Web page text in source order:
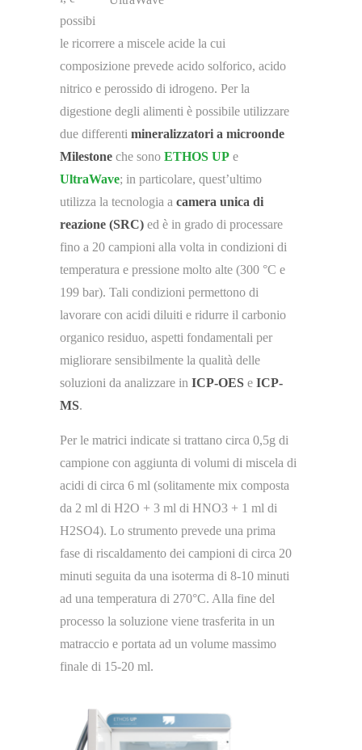
possibi
le ricorrere a miscele acide la cui
composizione prevede acido solforico, acido
nitrico e perossido di idrogeno. Per la
digestione degli alimenti è possibile utilizzare
due differenti mineralizzatori a microonde
Milestone che sono ETHOS UP e
UltraWave; in particolare, quest’ultimo
utilizza la tecnologia a camera unica di
reazione (SRC) ed è in grado di processare
fino a 20 campioni alla volta in condizioni di
temperatura e pressione molto alte (300 °C e
199 bar). Tali condizioni permettono di
lavorare con acidi diluiti e ridurre il carbonio
organico residuo, aspetti fondamentali per
migliorare sensibilmente la qualità delle
soluzioni da analizzare in ICP-OES e ICP-
MS.
Per le matrici indicate si trattano circa 0,5g di
campione con aggiunta di volumi di miscela di
acidi di circa 6 ml (solitamente mix composta
da 2 ml di H2O + 3 ml di HNO3 + 1 ml di
H2SO4). Lo strumento prevede una prima
fase di riscaldamento dei campioni di circa 20
minuti seguita da una isoterma di 8-10 minuti
ad una temperatura di 270°C. Alla fine del
processo la soluzione viene trasferita in un
matraccio e portata ad un volume massimo
finale di 15-20 ml.